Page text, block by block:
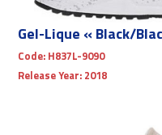
Gel-Lique « Black/
Code: H837L-9090
Release Year: 2018